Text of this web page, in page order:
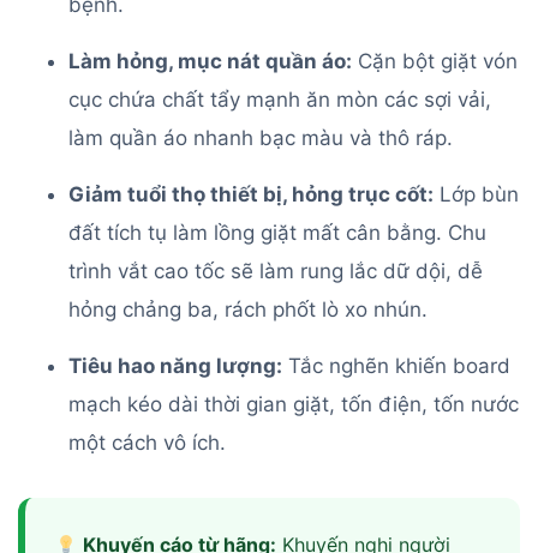
bệnh.
Làm hỏng, mục nát quần áo: Cặn bột giặt vón
cục chứa chất tẩy mạnh ăn mòn các sợi vải,
làm quần áo nhanh bạc màu và thô ráp.
Giảm tuổi thọ thiết bị, hỏng trục cốt: Lớp bùn
đất tích tụ làm lồng giặt mất cân bằng. Chu
trình vắt cao tốc sẽ làm rung lắc dữ dội, dễ
hỏng chảng ba, rách phốt lò xo nhún.
Tiêu hao năng lượng: Tắc nghẽn khiến board
mạch kéo dài thời gian giặt, tốn điện, tốn nước
một cách vô ích.
Khuyến cáo từ hãng: Khuyến nghị người